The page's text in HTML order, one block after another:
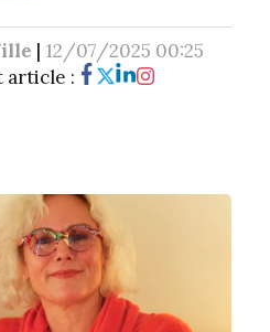
| 12/07/2025 00:25
article :